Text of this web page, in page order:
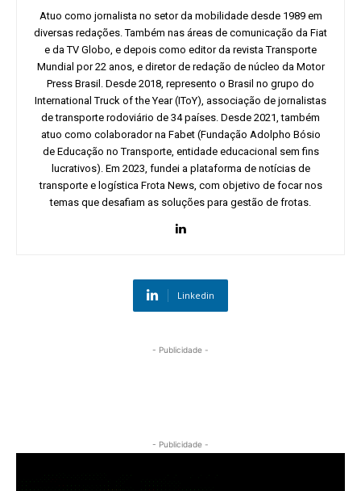
Atuo como jornalista no setor da mobilidade desde 1989 em
diversas redações. Também nas áreas de comunicação da Fiat
e da TV Globo, e depois como editor da revista Transporte
Mundial por 22 anos, e diretor de redação de núcleo da Motor
Press Brasil. Desde 2018, represento o Brasil no grupo do
International Truck of the Year (IToY), associação de jornalistas
de transporte rodoviário de 34 países. Desde 2021, também
atuo como colaborador na Fabet (Fundação Adolpho Bósio
de Educação no Transporte, entidade educacional sem fins
lucrativos). Em 2023, fundei a plataforma de notícias de
transporte e logística Frota News, com objetivo de focar nos
temas que desafiam as soluções para gestão de frotas.
Linkedin
- Publicidade -
- Publicidade -